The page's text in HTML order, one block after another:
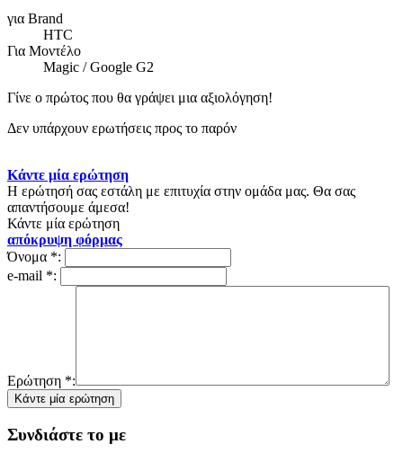
για Brand
HTC
Για Μοντέλο
Magic / Google G2
Γίνε ο πρώτος που θα γράψει μια αξιολόγηση!
Δεν υπάρχουν ερωτήσεις προς το παρόν
Κάντε μία ερώτηση
Η ερώτησή σας εστάλη με επιτυχία στην ομάδα μας. Θα σας
απαντήσουμε άμεσα!
Κάντε μία ερώτηση
απόκρυψη φόρμας
Όνομα *:
e-mail *:
Ερώτηση *:
Συνδιάστε το με